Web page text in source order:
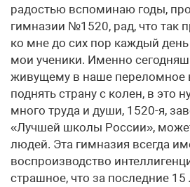
радостью вспоминаю годы,
гимназии №1520, рад, что так
ко мне до сих пор каждый день
мои ученики. Именно
живущему в наше переломное
поднять страну с колен, в это
много труда и души, 1520-я,
«Лучшей школы России»,
людей. Эта гимназия всегда
воспроизводство
страшное, что за последние 15